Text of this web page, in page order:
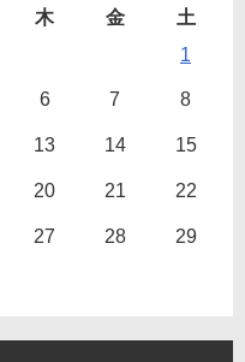
木 金
土
1
6 7 8
13 14 15
20 21 22
27 28 29